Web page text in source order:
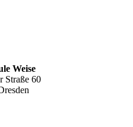
Weise
Straße 60